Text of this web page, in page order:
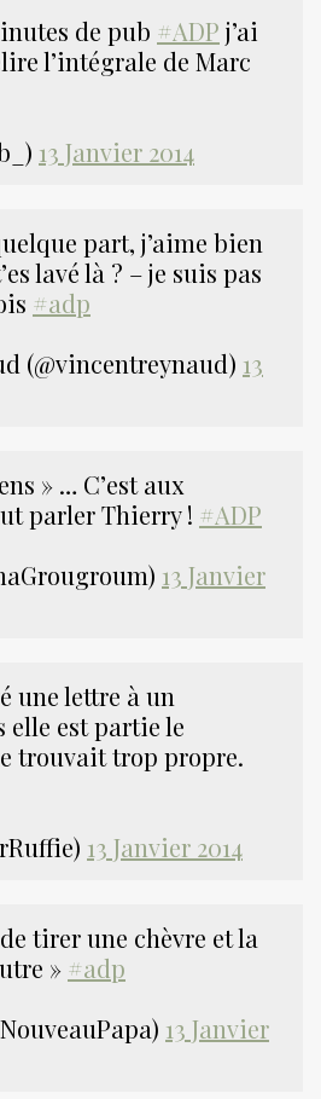
de pub #ADP j’ai
l’intégrale de Marc
13 Janvier 2014
part, j’aime bien
lavé là ? – je suis pas
#adp
(@vincentreynaud) 13
» … C’est aux
parler Thierry ! #ADP
13 Janvier
une lettre à un
est partie le
trouvait trop propre.
13 Janvier 2014
tirer une chèvre et la
» #adp
13 Janvier